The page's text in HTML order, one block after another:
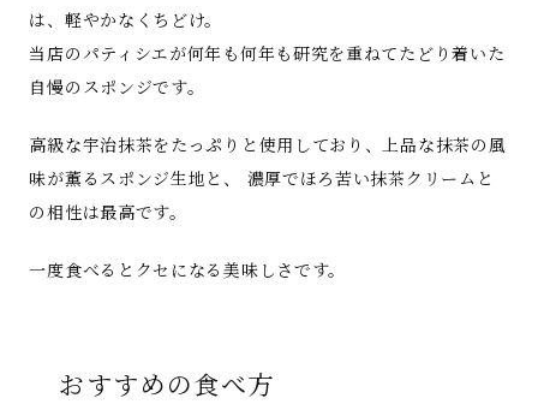
は、軽やかなくちどけ。
当店のパティシエが何年も何年も研究を重ねてたどり着いた
自慢のスポンジです。
高級な宇治抹茶をたっぷりと使用しており、上品な抹茶の風
味が薫るスポンジ生地と、 濃厚でほろ苦い抹茶クリームと
の相性は最高です。
一度食べるとクセになる美味しさです。
おすすめの食べ方